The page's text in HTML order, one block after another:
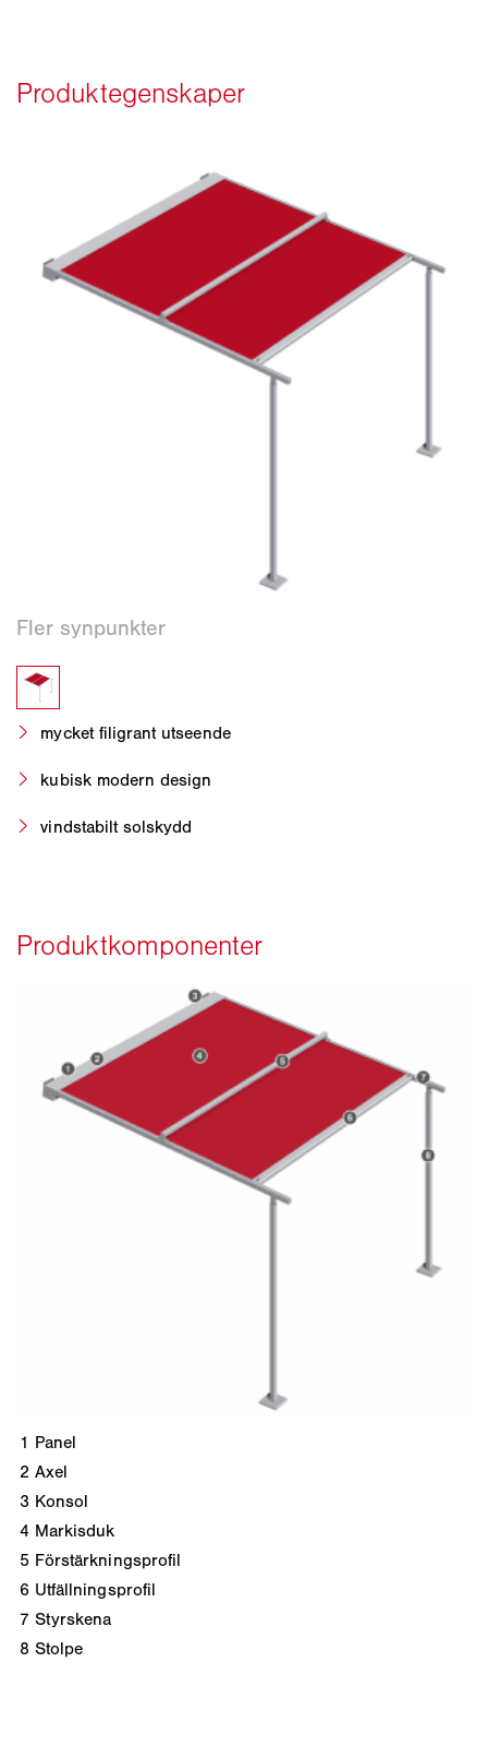
mycket filigrant utseende
kubisk modern design
vindstabilt solskydd
1 Panel
2 Axel
3 Konsol
4 Markisduk
5 Förstärkningsprofil
6 Utfällningsprofil
7 Styrskena
8 Stolpe